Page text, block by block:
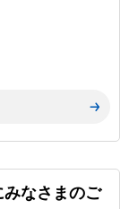
なさまのご